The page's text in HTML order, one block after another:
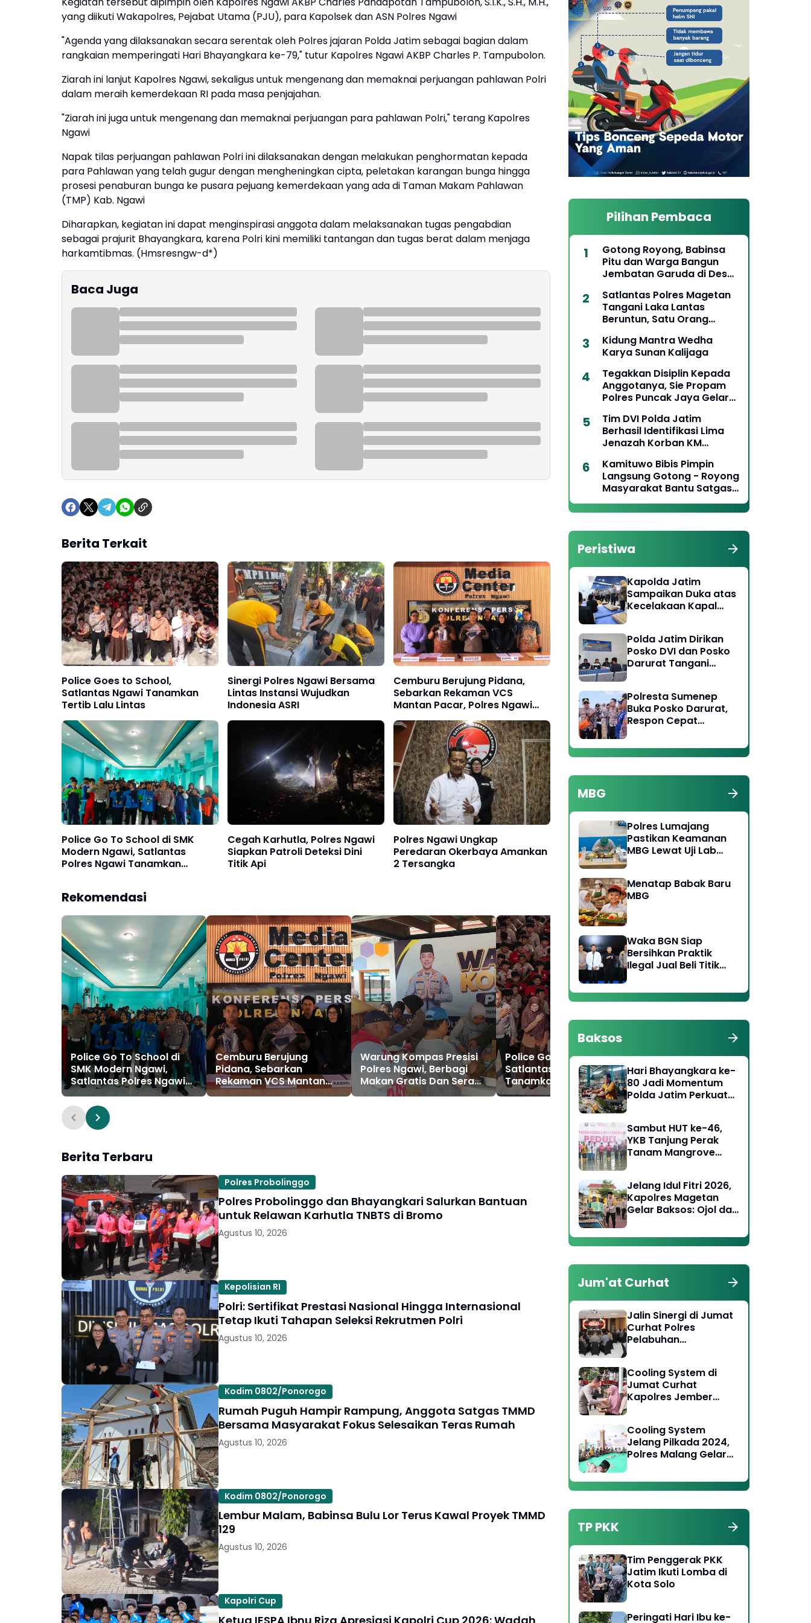
yang diikuti Wakapolres, Pejabat Utama (PJU), para Kapolsek dan ASN Polres Ngawi
"Agenda yang dilaksanakan secara serentak oleh Polres jajaran Polda Jatim sebagai bagian dalam
rangkaian memperingati Hari Bhayangkara ke-79," tutur Kapolres Ngawi AKBP Charles P. Tampubolon.
Ziarah ini lanjut Kapolres Ngawi, sekaligus untuk mengenang dan memaknai perjuangan pahlawan Polri
dalam meraih kemerdekaan RI pada masa penjajahan.
"Ziarah ini juga untuk mengenang dan memaknai perjuangan para pahlawan Polri," terang Kapolres
Ngawi
Napak tilas perjuangan pahlawan Polri ini dilaksanakan dengan melakukan penghormatan kepada
para Pahlawan yang telah gugur dengan mengheningkan cipta, peletakan karangan bunga hingga
prosesi penaburan bunga ke pusara pejuang kemerdekaan yang ada di Taman Makam Pahlawan
(TMP) Kab. Ngawi
Diharapkan, kegiatan ini dapat menginspirasi anggota dalam melaksanakan tugas pengabdian
sebagai prajurit Bhayangkara, karena Polri kini memiliki tantangan dan tugas berat dalam menjaga
harkamtibmas. (Hmsresngw-d*)
Baca Juga
Berita Terkait
Police Goes to School,
Satlantas Ngawi Tanamkan
Tertib Lalu Lintas
Sinergi Polres Ngawi Bersama
Lintas Instansi Wujudkan
Indonesia ASRI
Cemburu Berujung Pidana,
Sebarkan Rekaman VCS
Mantan Pacar, Polres Ngawi
Amankan Pria Blitar
Police Go To School di SMK
Modern Ngawi, Satlantas
Polres Ngawi Tanamkan
Cegah Karhutla, Polres Ngawi
Siapkan Patroli Deteksi Dini
Titik Api
Polres Ngawi Ungkap
Peredaran Okerbaya Amankan
2 Tersangka
Rekomendasi
Police Go To School di
SMK Modern Ngawi,
Satlantas Polres Ngawi
Tanamkan Budaya Tertib
Berlalu Lintas
Cemburu Berujung
Pidana, Sebarkan
Rekaman VCS Mantan
Pacar, Polres Ngawi
Warung Kompas Presisi
Polres Ngawi, Berbagi
Makan Gratis Dan Serap
Aspirasi Warga
Police Goes to School,
Satlantas Ngawi
Tanamkan Tertib Lalu
Lintas
Polres Ngawi Ungkap
Amankan 2 Tersangka
Berita Terbaru
Polres Probolinggo
Polres Probolinggo dan Bhayangkari Salurkan Bantuan
untuk Relawan Karhutla TNBTS di Bromo
Agustus 10, 2026
Kepolisian RI
Polri: Sertifikat Prestasi Nasional Hingga Internasional
Tetap Ikuti Tahapan Seleksi Rekrutmen Polri
Agustus 10, 2026
Kodim 0802/Ponorogo
Rumah Puguh Hampir Rampung, Anggota Satgas TMMD
Bersama Masyarakat Fokus Selesaikan Teras Rumah
Agustus 10, 2026
Kodim 0802/Ponorogo
Lembur Malam, Babinsa Bulu Lor Terus Kawal Proyek TMMD
129
Agustus 10, 2026
Kapolri Cup
Pilihan Pembaca
Gotong Royong, Babinsa
Pitu dan Warga Bangun
Jembatan Garuda di Desa
Satlantas Polres Magetan
Tangani Laka Lantas
Beruntun, Satu Orang
Kidung Mantra Wedha
Karya Sunan Kalijaga
Tegakkan Disiplin Kepada
Anggotanya, Sie Propam
Polres Puncak Jaya Gelar
Kelengkapan Berkendara
Tim DVI Polda Jatim
Berhasil Identifikasi Lima
Jenazah Korban KM
Kamituwo Bibis Pimpin
Langsung Gotong - Royong
Masyarakat Bantu Satgas
TMMD
Peristiwa
Kapolda Jatim
Sampaikan Duka atas
Kecelakaan Kapal
Korban Hilang Terus
Dilakukan
Polda Jatim Dirikan
Posko DVI dan Posko
Darurat Tangani
Polresta Sumenep
Buka Posko Darurat,
Respon Cepat
Kebakaran KM
Mutiara Sentosa 2
MBG
Polres Lumajang
Pastikan Keamanan
MBG Lewat Uji Lab
Menatap Babak Baru
MBG
Waka BGN Siap
Bersihkan Praktik
Ilegal Jual Beli Titik
dengan Polri
Diperkuat
Baksos
Hari Bhayangkara ke-
80 Jadi Momentum
Polda Jatim Perkuat
Sambut HUT ke-46,
YKB Tanjung Perak
Tanam Mangrove
Jelang Idul Fitri 2026,
Kapolres Magetan
Gelar Baksos: Ojol dan
Bingkisan Lebaran
Jum'at Curhat
Jalin Sinergi di Jumat
Curhat Polres
Pelabuhan
Kamtibmas
Cooling System di
Jumat Curhat
Kapolres Jember
Pilkada 2024
Cooling System
Jelang Pilkada 2024,
Polres Malang Gelar
di Wonosari
TP PKK
Tim Penggerak PKK
Jatim Ikuti Lomba di
Kota Solo
Peringati Hari Ibu ke-